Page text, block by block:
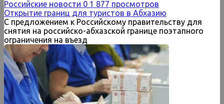
Российские новости 0 1 877 просмотров
Открытие границ для туристов в Абхазию
С предложением к Российскому правительству для
снятия на российско-абхазской границе поэтапного
ограничения на въезд